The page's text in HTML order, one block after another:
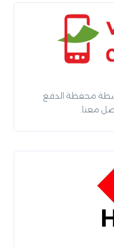
محفظة الدفع
معنا.